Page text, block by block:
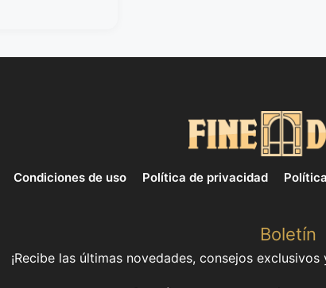
Condiciones de uso Política de privacidad
Boletín
¡Recibe las últimas novedades, consejos